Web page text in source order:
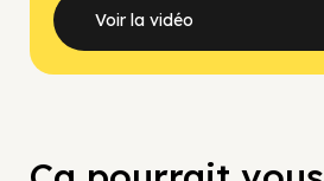
Voir la vidéo